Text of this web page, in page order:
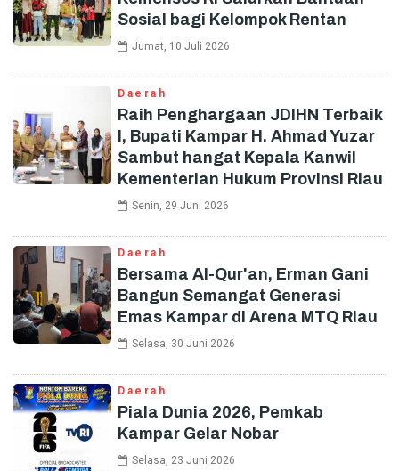
Sosial bagi Kelompok Rentan
Jumat, 10 Juli 2026
Daerah
Raih Penghargaan JDIHN Terbaik
I, Bupati Kampar H. Ahmad Yuzar
Sambut hangat Kepala Kanwil
Kementerian Hukum Provinsi Riau
Senin, 29 Juni 2026
Daerah
Bersama Al-Qur'an, Erman Gani
Bangun Semangat Generasi
Emas Kampar di Arena MTQ Riau
Selasa, 30 Juni 2026
Daerah
Piala Dunia 2026, Pemkab
Kampar Gelar Nobar
Selasa, 23 Juni 2026